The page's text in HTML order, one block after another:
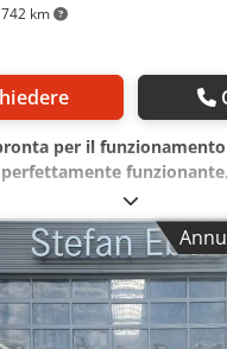
742 km
per il
perfettamente funzionante
perni Prezzo: OQ70 60/
345 510 3.500,00 € OQ80
90/90 355 510 3.500,00
OQ80 100/100 420 610
3.500,00 € OQ80 90/90
510 3.500,00 € OQ80 80/